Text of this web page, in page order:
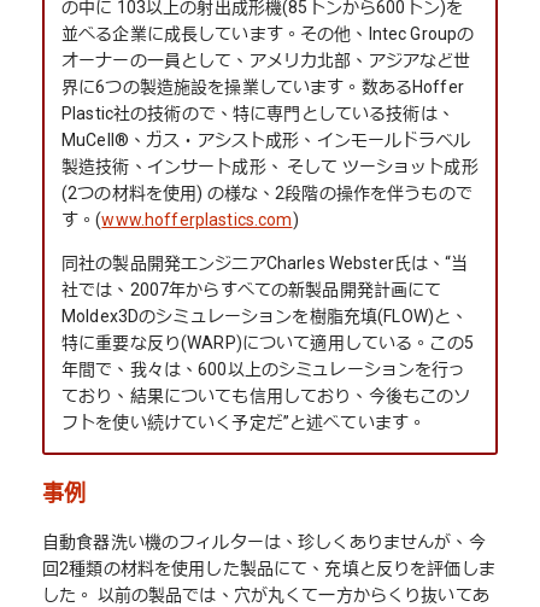
の中に 103以上の射出成形機(85トンから600トン)を
並べる企業に成長しています。その他、Intec Groupの
オーナーの一員として、アメリカ北部、アジアなど世
界に6つの製造施設を操業しています。数あるHoffer
Plastic社の技術ので、特に専門としている技術は、
MuCell®、ガス・アシスト成形、インモールドラベル
製造技術、インサート成形、 そして ツーショット成形
(2つの材料を使用) の様な、2段階の操作を伴うもので
す。(www.hofferplastics.com)
同社の製品開発エンジニアCharles Webster氏は、“当
社では、2007年からすべての新製品開発計画にて
Moldex3Dのシミュレーションを樹脂充填(FLOW)と、
特に重要な反り(WARP)について適用している。この5
年間で、我々は、600以上のシミュレーションを行っ
ており、結果についても信用しており、今後もこのソ
フトを使い続けていく予定だ”と述べています。
事例
自動食器洗い機のフィルターは、珍しくありませんが、今
回2種類の材料を使用した製品にて、充填と反りを評価しま
した。 以前の製品では、穴が丸くて一方からくり抜いてあ